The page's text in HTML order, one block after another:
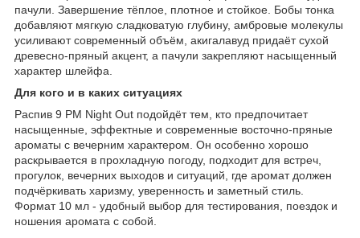
пачули. Завершение тёплое, плотное и стойкое. Бобы тонка
добавляют мягкую сладковатую глубину, амбровые молекулы
усиливают современный объём, акигалавуд придаёт сухой
древесно-пряный акцент, а пачули закрепляют насыщенный
характер шлейфа.
Для кого и в каких ситуациях
Распив 9 PM Night Out подойдёт тем, кто предпочитает
насыщенные, эффектные и современные восточно-пряные
ароматы с вечерним характером. Он особенно хорошо
раскрывается в прохладную погоду, подходит для встреч,
прогулок, вечерних выходов и ситуаций, где аромат должен
подчёркивать харизму, уверенность и заметный стиль.
Формат 10 мл - удобный выбор для тестирования, поездок и
ношения аромата с собой.